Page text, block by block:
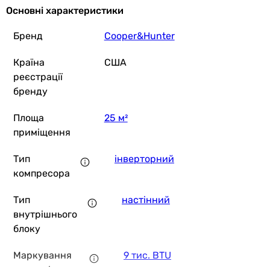
Основні характеристики
Бренд Cooper&Hunter
Країна
реєстрації
бренду
США
Площа
приміщення
25 м²
Тип
компресора
інверторний
Тип
внутрішнього
блоку
настінний
Маркування
9 тис. BTU